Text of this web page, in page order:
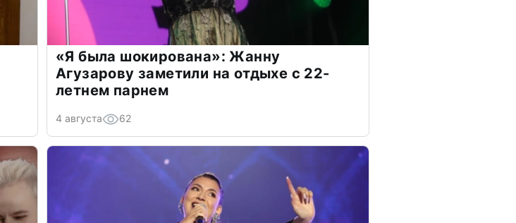
«Я была шокирована»: Жанну
Агузарову заметили на отдыхе с 22-
летнем парнем
4 августа 62